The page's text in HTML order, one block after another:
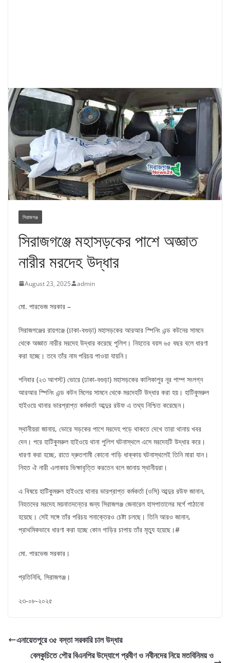
সিরাজগঞ্জ
সিরাজগঞ্জে মহাসড়কের পাশে অজ্ঞাত
নারীর মরদেহ উদ্ধার
August 23, 2025 admin
মো. পারভেজ সরকার –
সিরাজগঞ্জের রায়গঞ্জে (ঢাকা-বগুড়া) মহাসড়কের আরআর স্পিনিং এন্ড কটনের সামনে
থেকে অজ্ঞাত নারীর মরদেহ উদ্ধার করেছে পুলিশ। নিহতের বয়স ৬৫ বছর বলে ধারণা
করা হচ্ছে। তবে তাঁর নাম পরিচয় পাওয়া যায়নি।
শনিবার (২৩ আগস্ট) ভোরে (ঢাকা-বগুড়া) মহাসড়কের কালিকাপুর নূর পাম্প সংলগ্ন
আরআর স্পিনিং এন্ড কটন মিলের সামনে থেকে মরদেহটি উদ্ধার করা হয়। হাটিকুমরুল
হাইওয়ে থানার ভারপ্রাপ্ত কর্মকর্তা আব্দুর রউফ এ তথ্য নিশ্চিত করেছেন।
স্থানীয়রা জানায়, ভোরে সড়কের পাশে মরদেহ পড়ে থাকতে দেখে তারা থানায় খবর
দেন। পরে হাটিকুমরুল হাইওয়ে থানা পুলিশ ঘটনাস্থলে এসে মরদেহটি উদ্ধার করে।
ধারণা করা হচ্ছে, রাতে দ্রুতগামী কোনো গাড়ি ধাক্কায় ঘটনাস্থলেই তিনি মারা যান।
নিহত ঐ নারী এলাকায় ভিক্ষাবৃত্তি করতেন বলে জানায় স্থানীয়রা।
এ বিষয়ে হাটিকুমরুল হাইওয়ে থানার ভারপ্রাপ্ত কর্মকর্তা (ওসি) আব্দুর রউফ জানান,
নিহতদের মরদেহ ময়নাতদন্তের জন্য সিরাজগঞ্জ জেনারেল হাসপাতালের মর্গে পাঠানো
হয়েছে। সেই সঙ্গে তাঁর পরিচয় শনাক্তেরও চেষ্টা চলছে। তিনি আরও জানান,
প্রাথমিকভাবে ধারণা করা হচ্ছে কোন গাড়ির চাপায় তাঁর মৃত্যু হয়েছে।#
মো. পারভেজ সরকার।
প্রতিনিধি, সিরাজগঞ্জ।
২৩-০৮-২০২৫
এনায়েতপুরে ৩৫ বস্তা সরকারি চাল উদ্ধার
বেলকুচিতে পৌর বিএনপির উদ্যোগে প্রবীণ ও নবীনদের নিয়ে মতবিনিময় ও